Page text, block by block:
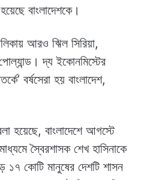
বাংলাদেশকে।
আরও ঋিল সিরিয়া,
দ্য ইকোনমিস্টের
বর্ষসেরা হয় বাংলাদেশ,
হয়েছে, বাংলাদেশে আগস্টে
স্বৈরশাসক শেখ হাসিনাকে
১৭ কোটি মানুষের দেশটি শাসন